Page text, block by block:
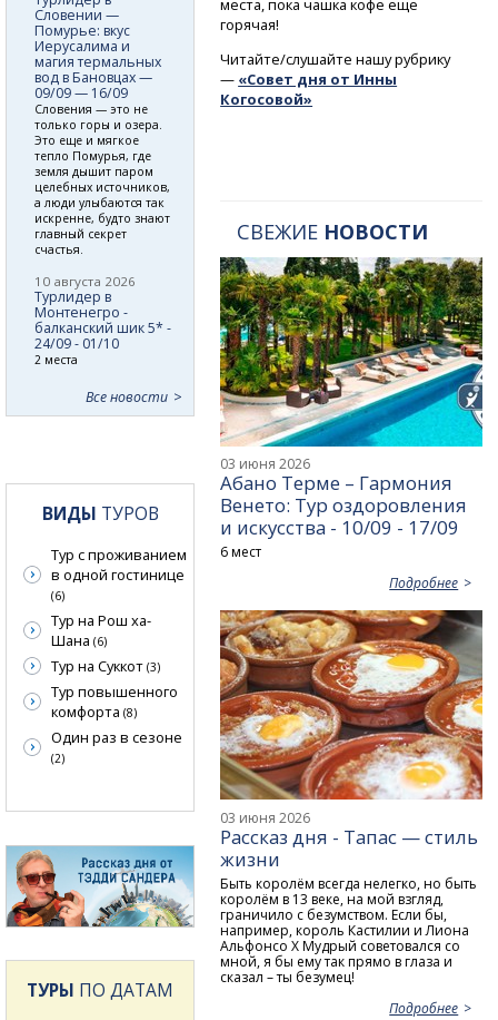
места, пока чашка кофе еще
горячая!
Читайте/слушайте нашу рубрику
— «Совет дня от Инны
Когосовой»
СВЕЖИЕ НОВОСТИ
03 июня 2026
Абано Терме – Гармония
Венето: Тур оздоровления
и искусства - 10/09 - 17/09
6 мест
Подробнее
03 июня 2026
Рассказ дня - Тапас — стиль
жизни
Быть королём всегда нелегко, но быть
королём в 13 веке, на мой взгляд,
граничило с безумством. Если бы,
например, король Кастилии и Лиона
Альфонсо X Мудрый советовался со
мной, я бы ему так прямо в глаза и
сказал – ты безумец!
Подробнее
Словении —
Помурье: вкус
Иерусалима и
магия термальных
вод в Бановцах —
09/09 — 16/09
Словения — это не
только горы и озера.
Это еще и мягкое
тепло Помурья, где
земля дышит паром
целебных источников,
а люди улыбаются так
искренне, будто знают
главный секрет
счастья.
10 августа 2026
Турлидер в
Монтенегро -
балканский шик 5* -
24/09 - 01/10
2 места
Все новости
ВИДЫ ТУРОВ
Тур с проживанием
в одной гостинице
(6)
Тур на Рош ха-
Шана (6)
Тур на Суккот (3)
Тур повышенного
комфорта (8)
Один раз в сезоне
(2)
ТУРЫ ПО ДАТАМ